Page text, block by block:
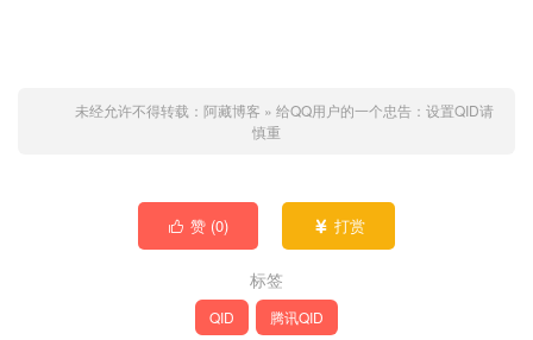
未经允许不得转载： 阿藏博客 » 给QQ用户的一个忠告：设置QID请
慎重
 赞 (0)  打赏
标签
QID 腾讯QID